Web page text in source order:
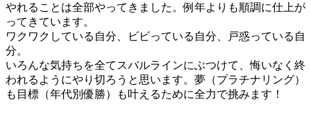
やれることは全部やってきました。例年よりも順調に仕上が
ってきています。
ワクワクしている自分、ビビっている自分、戸惑っている自
分。
いろんな気持ちを全てスバルラインにぶつけて、悔いなく終
われるようにやり切ろうと思います。夢（プラチナリング）
も目標（年代別優勝）も叶えるために全力で挑みます！